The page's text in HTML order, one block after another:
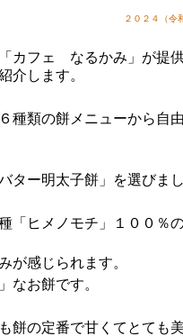
２０２４（令
カフェ なるかみ」が提
介します。
類の餅メニューから自
ー明太子餅」を選びまし
ヒメノモチ」１００％の
が感じられます。
なお餅です。
餅の定番で甘くてとても